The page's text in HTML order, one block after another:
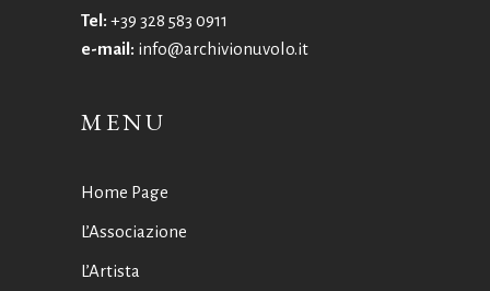
Tel: +39 328 583 0911
e-mail: info@archivionuvolo.it
MENU
Home Page
L’Associazione
L’Artista